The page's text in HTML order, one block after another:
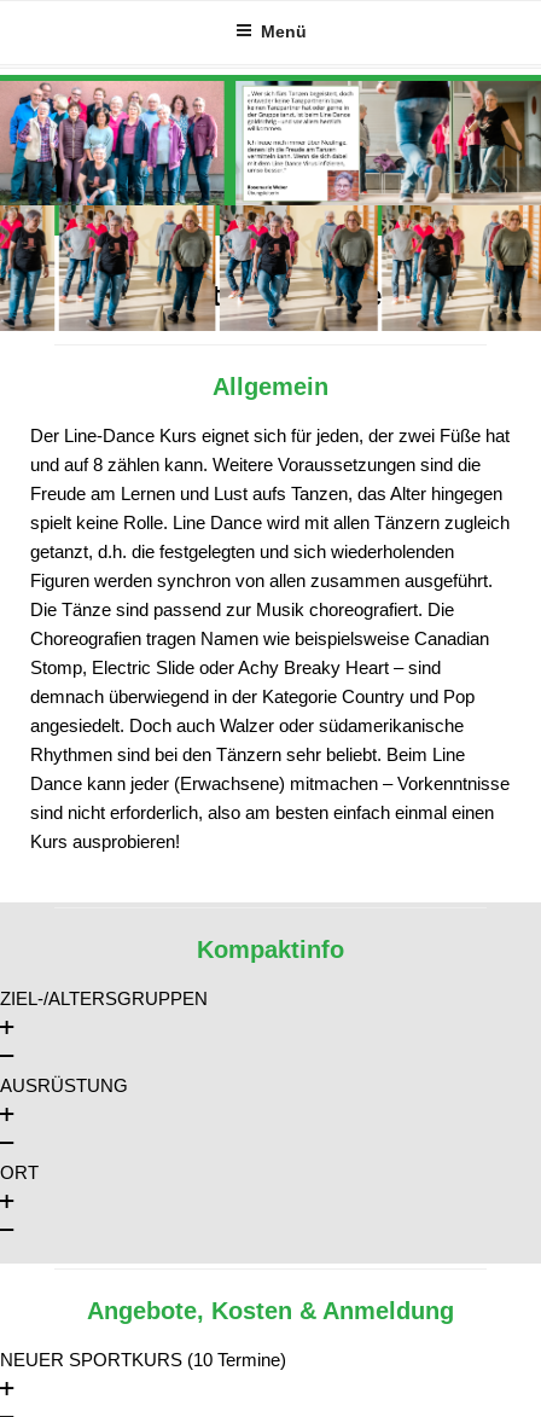
springen
Menü
Alles Wichtige auf einen Blick
Allgemein
Der Line-Dance Kurs eignet sich für jeden, der zwei Füße hat
und auf 8 zählen kann. Weitere Voraussetzungen sind die
Freude am Lernen und Lust aufs Tanzen, das Alter hingegen
spielt keine Rolle. Line Dance wird mit allen Tänzern zugleich
getanzt, d.h. die festgelegten und sich wiederholenden
Figuren werden synchron von allen zusammen ausgeführt.
Die Tänze sind passend zur Musik choreografiert. Die
Choreografien tragen Namen wie beispielsweise Canadian
Stomp, Electric Slide oder Achy Breaky Heart – sind
demnach überwiegend in der Kategorie Country und Pop
angesiedelt. Doch auch Walzer oder südamerikanische
Rhythmen sind bei den Tänzern sehr beliebt. Beim Line
Dance kann jeder (Erwachsene) mitmachen – Vorkenntnisse
sind nicht erforderlich, also am besten einfach einmal einen
Kurs ausprobieren!
Kompaktinfo
ZIEL-/ALTERSGRUPPEN
AUSRÜSTUNG
ORT
Angebote, Kosten & Anmeldung
NEUER SPORTKURS (10 Termine)